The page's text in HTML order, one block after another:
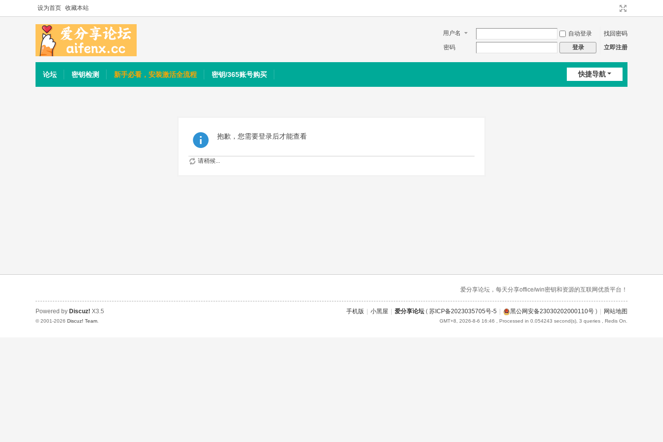
设为首页 收藏本站
用户名 自动登录
找回密码
密码
登录 立即注册
快捷导航
论坛 密钥检测 新手必看，安装激活全流程 密钥/365账号购买
抱歉，您需要登录后才能查看
请稍候...
爱分享论坛，每天分享office/win密钥和资源的互联网优质平台！
手机版 小黑屋 爱分享论坛 ( 苏ICP备2023035705号-5 黑公网安备23030202000110号 ) 网站地图
GMT+8, 2026-8-6 16:46 , Processed in 0.054243 second(s), 3 queries , Redis On.
Powered by Discuz! X3.5
© 2001-2026 Discuz! Team